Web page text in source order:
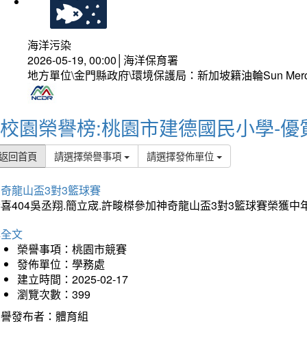
海洋污染
2026-05-19, 00:00│海洋保育署
地方單位\金門縣政府\環境保護局：新加坡籍油輪Sun
校園榮譽榜:桃園市建德國民小學-優
回首頁 請選擇榮譽事項 請選擇發佈單位
龍山盃3對3籃球賽
404吳丞翔.簡立宬.許畯榤參加神奇龍山盃3對3籃球賽榮獲中
文
榮譽事項：桃園市競賽
發佈單位：學務處
建立時間：2025-02-17
瀏覽次數：399
發布者：體育組